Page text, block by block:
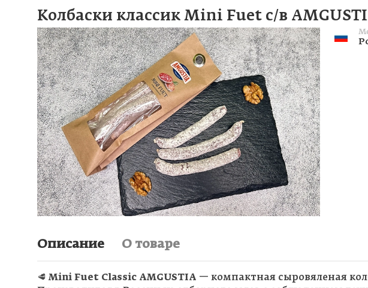
Колбаски классик Mini Fuet с/в
Описание О товаре
🥩 Mini Fuet Classic AMGUSTIA — компактная сыровяленая